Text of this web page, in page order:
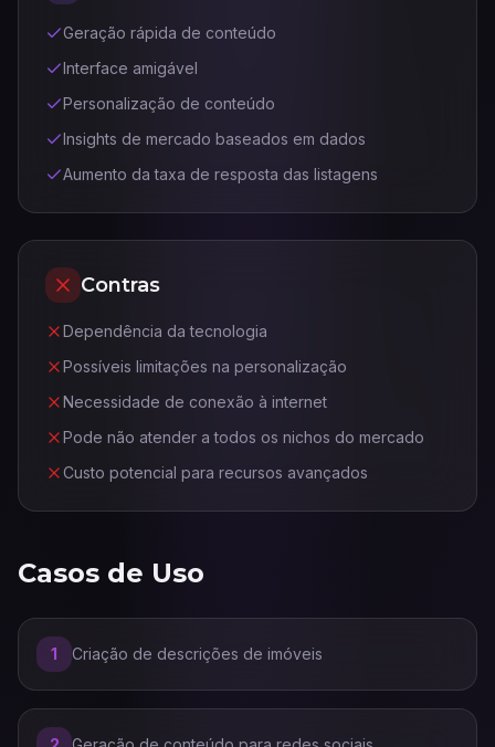
Geração rápida de conteúdo
Interface amigável
Personalização de conteúdo
Insights de mercado baseados em dados
Aumento da taxa de resposta das listagens
Contras
Dependência da tecnologia
Possíveis limitações na personalização
Necessidade de conexão à internet
Pode não atender a todos os nichos do mercado
Custo potencial para recursos avançados
Casos de Uso
1 Criação de descrições de imóveis